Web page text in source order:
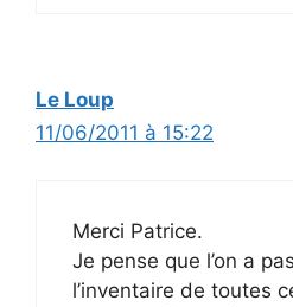
Le Loup
11/06/2011 à 15:22
Merci Patrice.
Je pense que l’on a
l’inventaire de toutes